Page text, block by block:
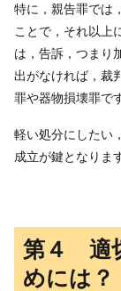
特に，親告罪では
ことで，それ以上
は，告訴，つまり
出がなければ，裁
罪や器物損壊罪で
軽い処分にしたい
成立が鍵となりま
第４ 適
めには？